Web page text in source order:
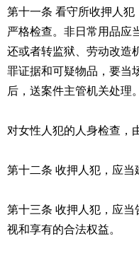
第十一条 看守所收押人
严格检查。非日常用品应
还或者转监狱、劳动改造
罪证据和可疑物品，要当
后，送案件主管机关处理。
对女性人犯的人身检查，
第十二条 收押人犯，应当
第十三条 收押人犯，应
视和享有的合法权益。